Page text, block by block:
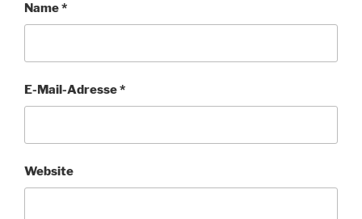
Name*
E-Mail-Adresse*
Website